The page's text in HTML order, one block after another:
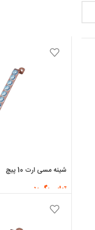
شینه مسی ارت 10 پیچ
تماس بگیرید
اطلاعات بیشتر